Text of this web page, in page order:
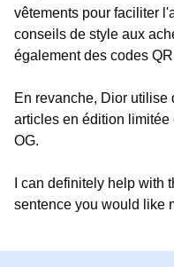
vêtements pour faciliter
conseils de style aux
également des codes
En revanche, Dior utilise
articles en édition limitée
OG.
I can definitely help with
sentence you would like